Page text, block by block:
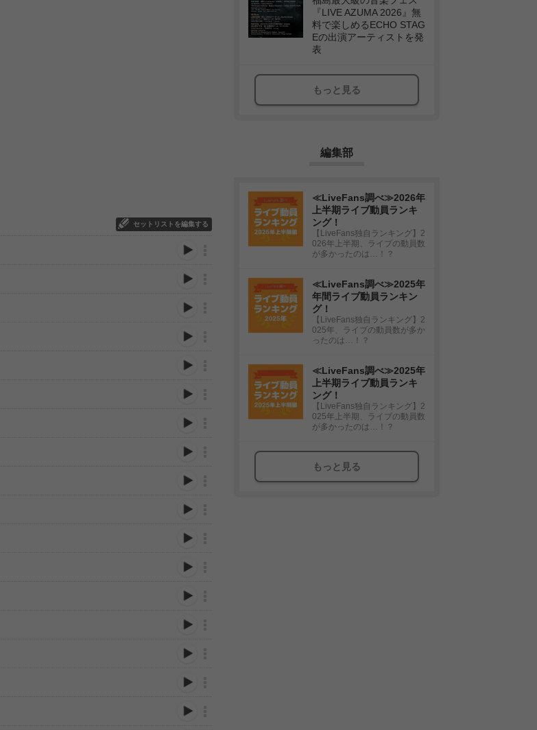
セットリストを編集する
『LIVE AZUMA 2026』無
料で楽しめるECHO STAG
Eの出演アーティストを発
表
もっと見る
編集部
≪LiveFans調べ≫2026年
上半期ライブ動員ランキ
ング！
【LiveFans独自ランキング】2
026年上半期、ライブの動員数
が多かったのは…！？
≪LiveFans調べ≫2025年
年間ライブ動員ランキン
グ！
【LiveFans独自ランキング】2
025年、ライブの動員数が多か
ったのは…！？
≪LiveFans調べ≫2025年
上半期ライブ動員ランキ
ング！
【LiveFans独自ランキング】2
025年上半期、ライブの動員数
が多かったのは…！？
もっと見る